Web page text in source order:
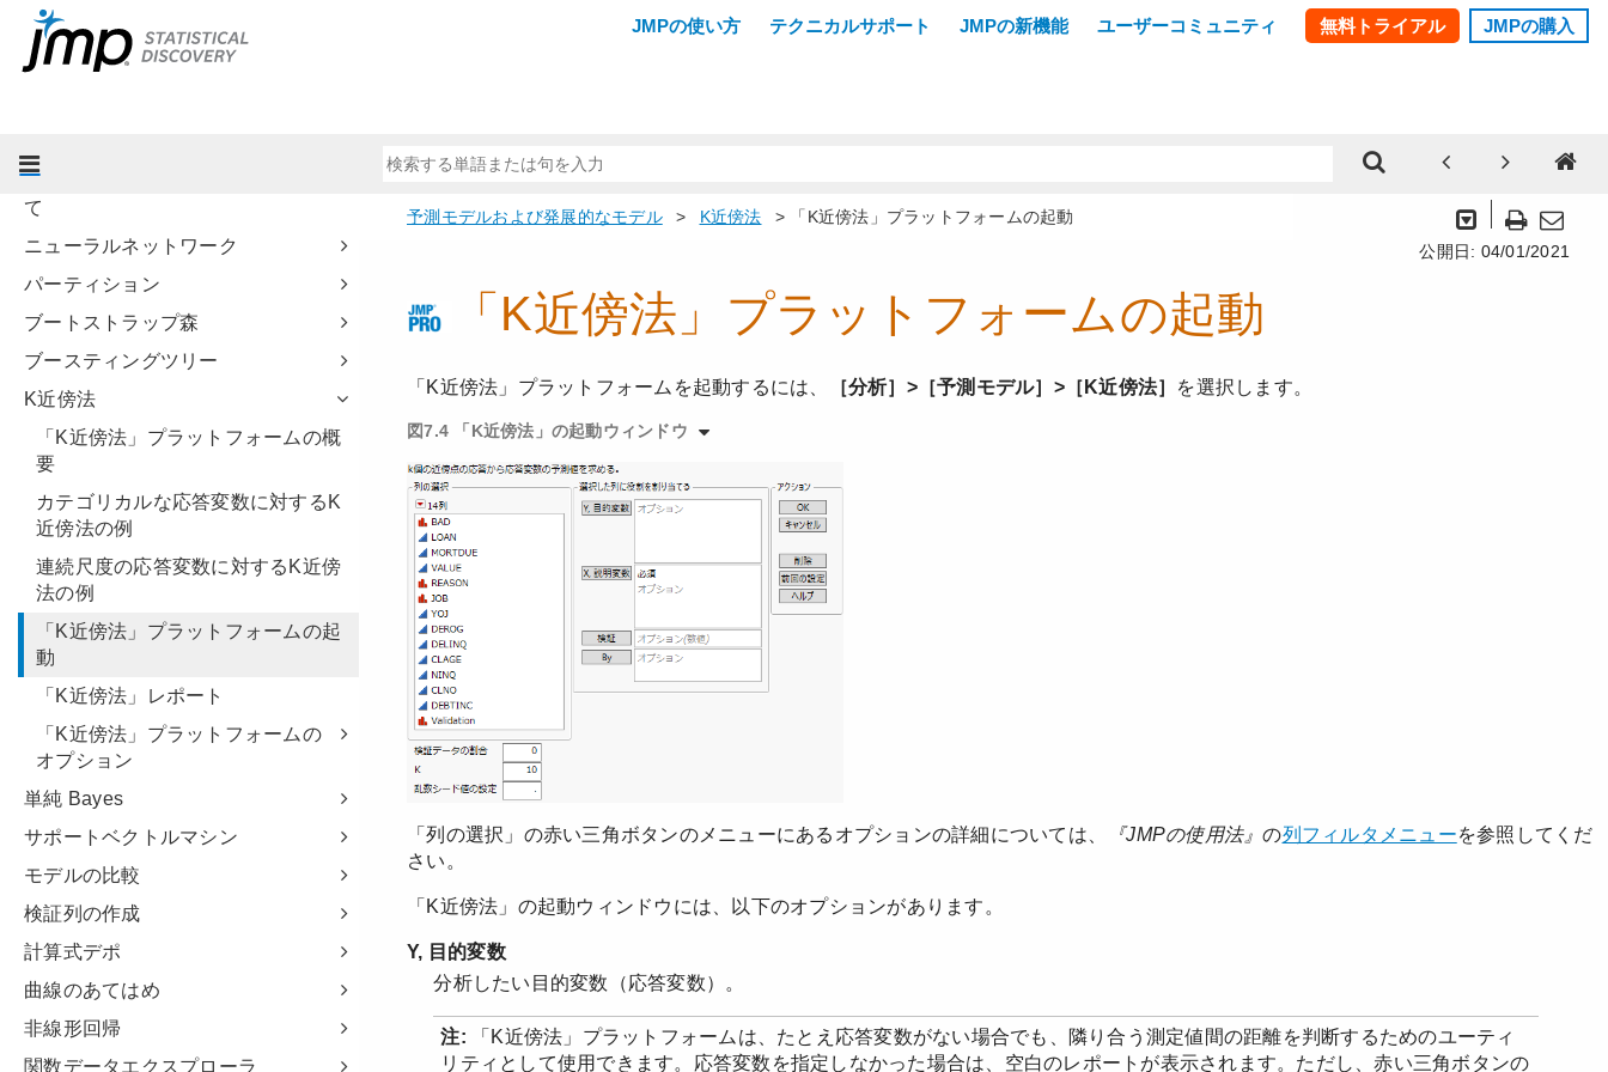
『プロファイル機能』
実験計画(DOE)
予測モデルと発展的なモデルについ
て
ニューラルネットワーク
パーティション
ブートストラップ森
ブースティングツリー
K近傍法
「K近傍法」プラットフォームの概
要
カテゴリカルな応答変数に対するK
近傍法の例
連続尺度の応答変数に対するK近傍
法の例
「K近傍法」プラットフォームの起
動
「K近傍法」レポート
「K近傍法」プラットフォームの
オプション
単純 Bayes
サポートベクトルマシン
モデルの比較
検証列の作成
計算式デポ
曲線のあてはめ
非線形回帰
関数データエクスプローラ